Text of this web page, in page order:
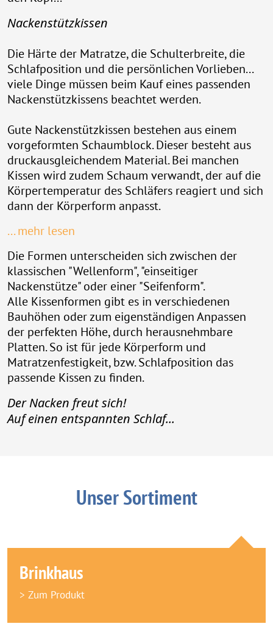
Nackenstützkissen
Die Härte der Matratze, die Schulterbreite, die
Schlafposition und die persönlichen Vorlieben...
viele Dinge müssen beim Kauf eines passenden
Nackenstützkissens beachtet werden.
Gute Nackenstützkissen bestehen aus einem
vorgeformten Schaumblock. Dieser besteht aus
druckausgleichendem Material. Bei manchen
Kissen wird zudem Schaum verwandt, der auf die
Körpertemperatur des Schläfers reagiert und sich
dann der Körperform anpasst.
... mehr lesen
Die Formen unterscheiden sich zwischen der
klassischen "Wellenform", "einseitiger
Nackenstütze" oder einer "Seifenform".
Alle Kissenformen gibt es in verschiedenen
Bauhöhen oder zum eigenständigen Anpassen
der perfekten Höhe, durch herausnehmbare
Platten. So ist für jede Körperform und
Matratzenfestigkeit, bzw. Schlafposition das
passende Kissen zu finden.
Der Nacken freut sich!
Auf einen entspannten Schlaf...
Unser Sortiment
Brinkhaus
> Zum Produkt